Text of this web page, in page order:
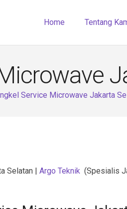
Home Tentang
Service Microwave Jakarta
Selatan | Argo Teknik (Spesialis